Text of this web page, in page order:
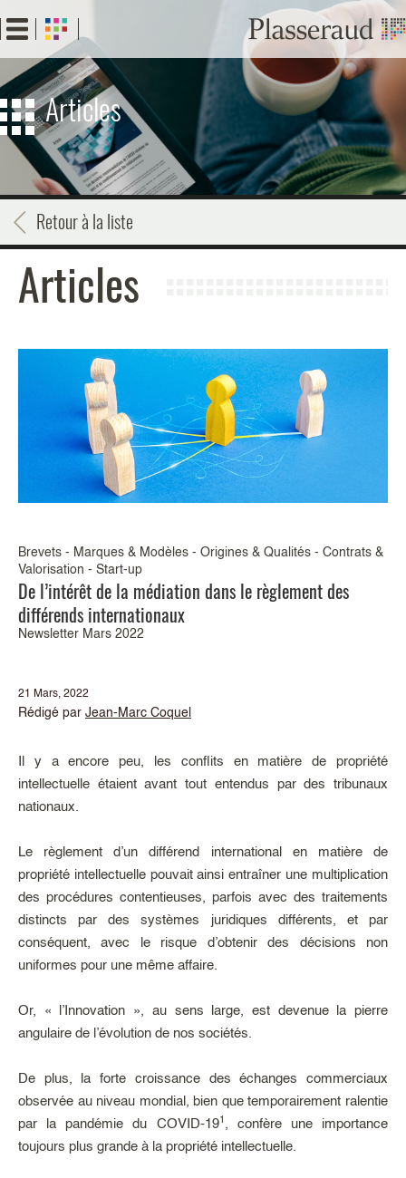
au
contenu
principal
Articles
Retour à la liste
Articles
Brevets - Marques & Modèles - Origines & Qualités - Contrats &
Valorisation - Start-up
De l’intérêt de la médiation dans le règlement des
différends internationaux
Newsletter Mars 2022
21 Mars, 2022
Rédigé par Jean-Marc Coquel
Il y a encore peu, les conflits en matière de propriété
intellectuelle étaient avant tout entendus par des tribunaux
nationaux.
Le règlement d’un différend international en matière de
propriété intellectuelle pouvait ainsi entraîner une multiplication
des procédures contentieuses, parfois avec des traitements
distincts par des systèmes juridiques différents, et par
conséquent, avec le risque d’obtenir des décisions non
uniformes pour une même affaire.
Or, « l’Innovation », au sens large, est devenue la pierre
angulaire de l’évolution de nos sociétés.
De plus, la forte croissance des échanges commerciaux
observée au niveau mondial, bien que temporairement ralentie
par la pandémie du COVID-191 , confère une importance
toujours plus grande à la propriété intellectuelle.